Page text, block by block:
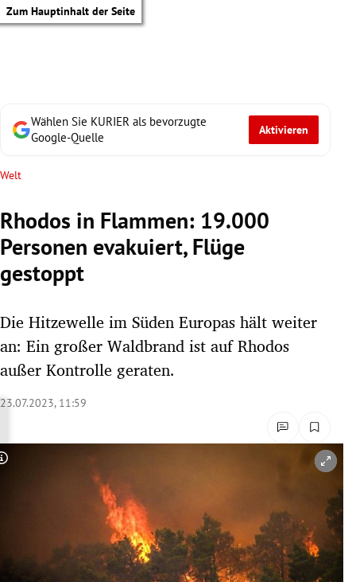
Zum Hauptinhalt der Seite
Untermenü
Untermenü
Untermenü
Untermenü
Wählen Sie KURIER als bevorzugte
Google-Quelle
Aktivieren
Welt
Rhodos in Flammen: 19.000
Personen evakuiert, Flüge
gestoppt
Die Hitzewelle im Süden Europas hält weiter
an: Ein großer Waldbrand ist auf Rhodos
außer Kontrolle geraten.
23.07.2023, 11:59
Copyright-Hinweis öffnen/schließen